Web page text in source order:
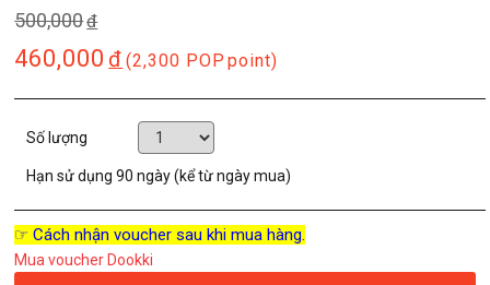
500,000đ
460,000 đ (2,300 POP point)
Số lượng
Hạn sử dụng90 ngày (kể từ ngày mua)
☞ Cách nhận voucher sau khi mua hàng.
Mua voucher Dookki